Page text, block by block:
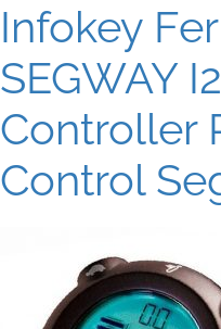
Infokey
SEGWAY
Controller
Control